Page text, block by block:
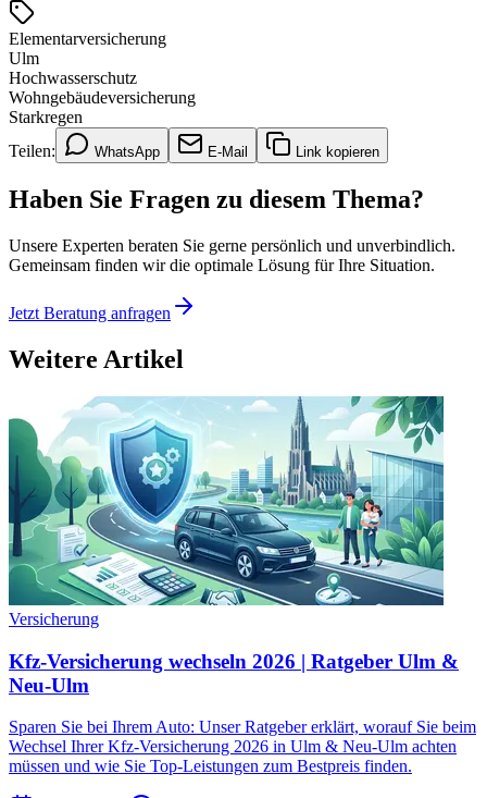
Elementarversicherung
Ulm
Hochwasserschutz
Wohngebäudeversicherung
Starkregen
Teilen:
WhatsApp E-Mail Link kopieren
Haben Sie Fragen zu diesem Thema?
Unsere Experten beraten Sie gerne persönlich und unverbindlich.
Gemeinsam finden wir die optimale Lösung für Ihre Situation.
Jetzt Beratung anfragen
Weitere Artikel
Versicherung
Kfz-Versicherung wechseln 2026 | Ratgeber Ulm &
Neu-Ulm
Sparen Sie bei Ihrem Auto: Unser Ratgeber erklärt, worauf Sie beim
Wechsel Ihrer Kfz-Versicherung 2026 in Ulm & Neu-Ulm achten
müssen und wie Sie Top-Leistungen zum Bestpreis finden.